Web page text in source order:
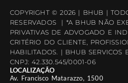
COPYRIGHT © 2026 | BHUB |
RESERVADOS | *A BHUB NÃO
PRIVATIVAS DE ADVOGADO E
CRITÉRIO DO CLIENTE,
HABILITADOS. | BHUB SERVICOS
CNPJ: 42.330.545/0001-06
LOCALIZAÇÃO
Av. Francisco Matarazzo, 1500